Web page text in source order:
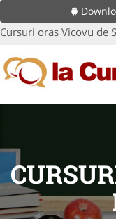
Cursuri oras Vicovu de